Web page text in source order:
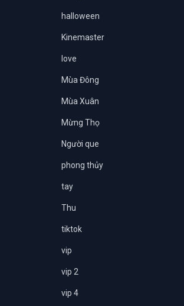
halloween
Kinemaster
love
Mùa Đông
Mùa Xuân
Mừng Thọ
Người que
phong thủy
tay
Thu
tiktok
vip
vip 2
vip 4